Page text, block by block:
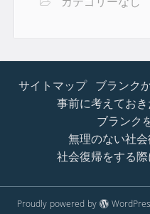
カテゴリーなし
サイトマップ ブランク
事前に考えてお
ブランク
無理のない社
社会復帰をする
Proudly powered by